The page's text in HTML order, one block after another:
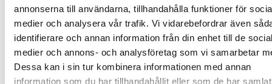
annonserna till användarna, tillhandahålla funktioner för
medier och analysera vår trafik. Vi vidarebefordrar även
identifierare och annan information från din enhet till de
medier och annons- och analysföretag som vi samarbetar
Dessa kan i sin tur kombinera informationen med annan
information som du har tillhandahållit eller som de har
Belysning
Lamphus SQR
Belysning
Hylsa för punktbelysning